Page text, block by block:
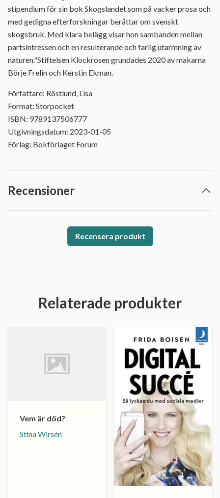
stipendium för sin bok Skogslandet som på vacker prosa och
med gedigna efterforskningar berättar om svenskt
skogsbruk. Med klara belägg visar hon sambanden mellan
partsintressen och en resulterande och farlig utarmning av
naturen."Stiftelsen Klockrosen grundades 2020 av makarna
Börje Frelin och Kerstin Ekman.
Författare: Röstlund, Lisa
Format: Storpocket
ISBN: 9789137506777
Utgivningsdatum: 2023-01-05
Förlag: Bokförlaget Forum
Recensioner
Recensera produkt
Relaterade produkter
Vem är död?
Stina Wirsén